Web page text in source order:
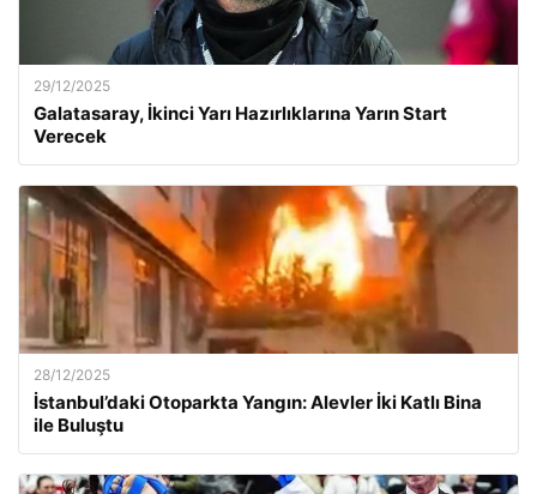
29/12/2025
Galatasaray, İkinci Yarı Hazırlıklarına Yarın Start
Verecek
28/12/2025
İstanbul’daki Otoparkta Yangın: Alevler İki Katlı Bina
ile Buluştu